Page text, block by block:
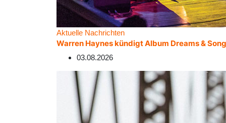
Aktuelle Nachrichten
Warren Haynes kündigt Album Dreams &
03.08.2026